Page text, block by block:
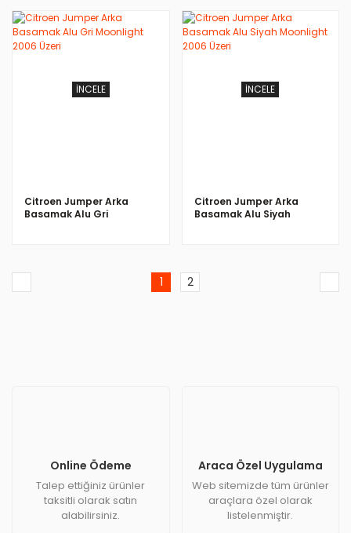
İNCELE
Citroen Jumper Arka
Basamak Alu Gri
İNCELE
Citroen Jumper Arka
Basamak Alu Siyah
1 2
Online Ödeme
Talep ettiğiniz ürünler
taksitli olarak satın
alabilirsiniz.
Araca Özel Uygulama
Web sitemizde tüm ürünler
araçlara özel olarak
listelenmiştir.